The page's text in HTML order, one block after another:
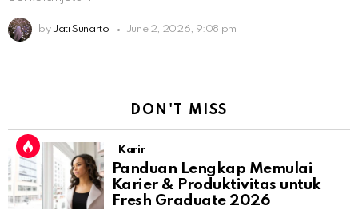
by Jati Sunarto June 2, 2026, 9:08 pm
DON'T MISS
Karir
Panduan Lengkap Memulai
Karier & Produktivitas untuk
Fresh Graduate 2026